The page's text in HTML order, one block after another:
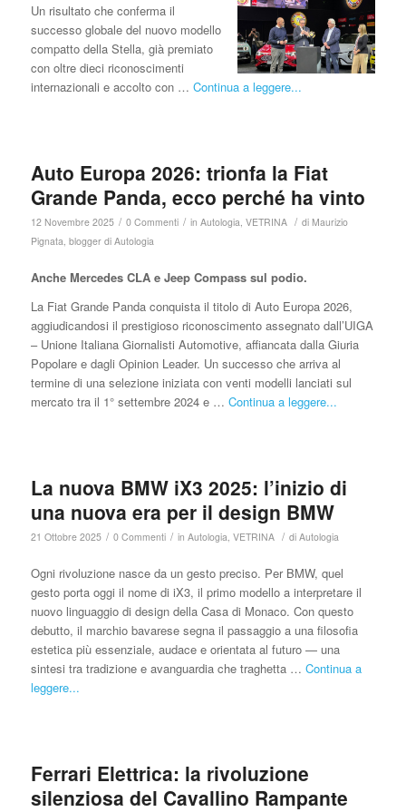
Un risultato che conferma il
successo globale del nuovo modello
compatto della Stella, già premiato
con oltre dieci riconoscimenti
internazionali e accolto con … Continua a leggere...
Auto Europa 2026: trionfa la Fiat
Grande Panda, ecco perché ha vinto
12 Novembre 2025 / 0 Commenti / in Autologia VETRINA / di Maurizio
Pignata, blogger di Autologia
Anche Mercedes CLA e Jeep Compass sul podio.
La Fiat Grande Panda conquista il titolo di Auto Europa 2026,
aggiudicandosi il prestigioso riconoscimento assegnato dall’UIGA
– Unione Italiana Giornalisti Automotive, affiancata dalla Giuria
Popolare e dagli Opinion Leader. Un successo che arriva al
termine di una selezione iniziata con venti modelli lanciati sul
mercato tra il 1° settembre 2024 e … Continua a leggere...
La nuova BMW iX3 2025: l’inizio di
una nuova era per il design BMW
21 Ottobre 2025 / 0 Commenti / in Autologia, VETRINA / di Autologia
Ogni rivoluzione nasce da un gesto preciso. Per BMW, quel
gesto porta oggi il nome di iX3, il primo modello a interpretare il
nuovo linguaggio di design della Casa di Monaco. Con questo
debutto, il marchio bavarese segna il passaggio a una filosofia
estetica più essenziale, audace e orientata al futuro — una
sintesi tra tradizione e avanguardia che traghetta … Continua a
leggere...
Ferrari Elettrica: la rivoluzione
silenziosa del Cavallino Rampante